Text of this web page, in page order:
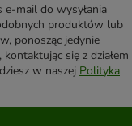
mail do wysyłania
produktów lub
ponosząc jedynie
się z działem
w naszej Polityka